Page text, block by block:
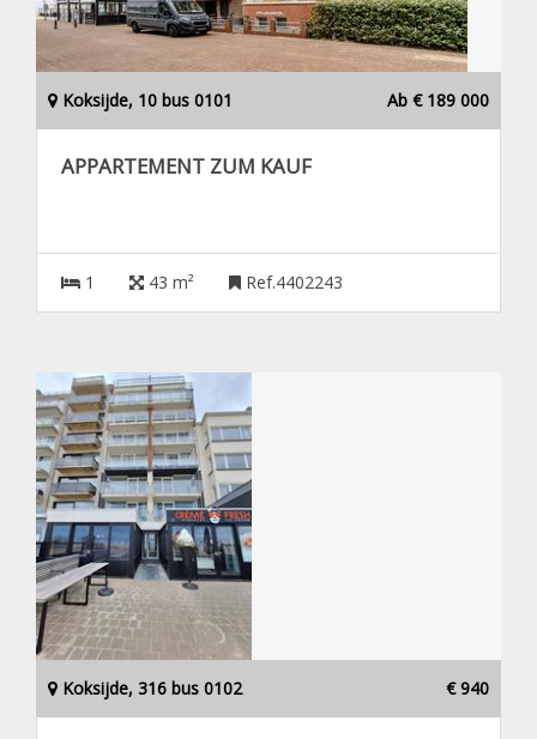
Koksijde, 10 bus 0101 Ab € 189 000
APPARTEMENT ZUM KAUF
1 43 m² Ref.4402243
Koksijde, 316 bus 0102 € 940